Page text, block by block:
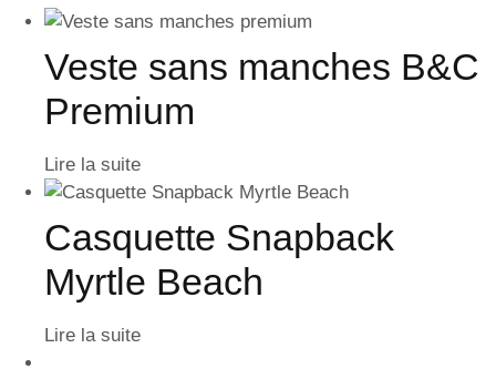
Veste sans manches B&C
Premium
Lire la suite
Casquette Snapback
Myrtle Beach
Lire la suite